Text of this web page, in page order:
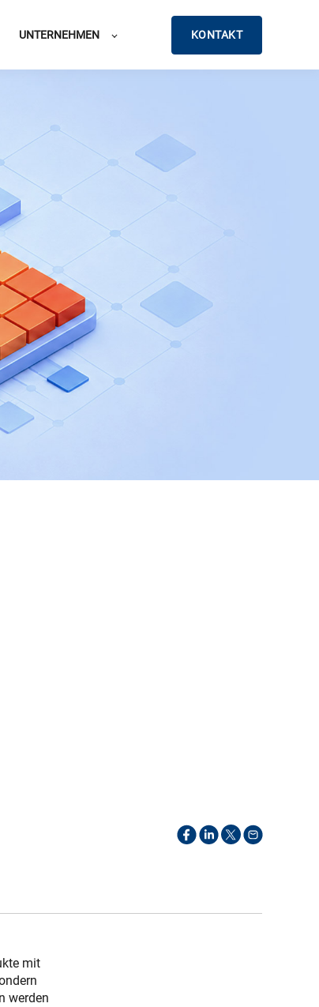
UNTERNEHMEN KONTAKT
mit
werden